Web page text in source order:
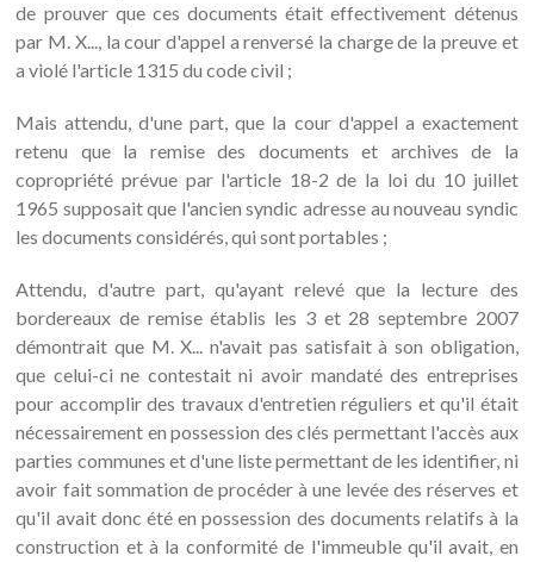
de prouver que ces documents était effectivement détenus
par M. X..., la cour d'appel a renversé la charge de la preuve et
a violé l'article 1315 du code civil ;
Mais attendu, d'une part, que la cour d'appel a exactement
retenu que la remise des documents et archives de la
copropriété prévue par l'article 18-2 de la loi du 10 juillet
1965 supposait que l'ancien syndic adresse au nouveau syndic
les documents considérés, qui sont portables ;
Attendu, d'autre part, qu'ayant relevé que la lecture des
bordereaux de remise établis les 3 et 28 septembre 2007
démontrait que M. X... n'avait pas satisfait à son obligation,
que celui-ci ne contestait ni avoir mandaté des entreprises
pour accomplir des travaux d'entretien réguliers et qu'il était
nécessairement en possession des clés permettant l'accès aux
parties communes et d'une liste permettant de les identifier, ni
avoir fait sommation de procéder à une levée des réserves et
qu'il avait donc été en possession des documents relatifs à la
construction et à la conformité de l'immeuble qu'il avait, en